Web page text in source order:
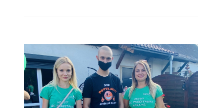
przy ul. Gdańskiej. Zapraszamy :)